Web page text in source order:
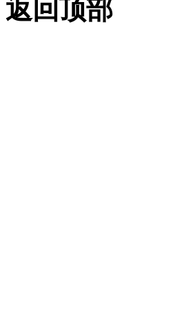
返回顶部